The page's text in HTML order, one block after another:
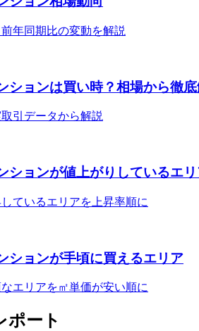
年同期比の変動を解説
ションは買い時？相場から徹
引データから解説
ションが値上がりしているエ
ているエリアを上昇率順に
ションが手頃に買えるエリア
エリアを㎡単価が安い順に
ポート